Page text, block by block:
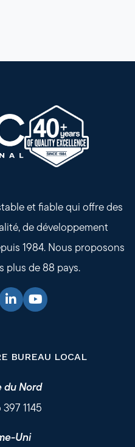
et fiable qui offre des
de développement
1984. Nous proposons
plus de 88 pays.
BUREAU LOCAL
du Nord
1145
Uni